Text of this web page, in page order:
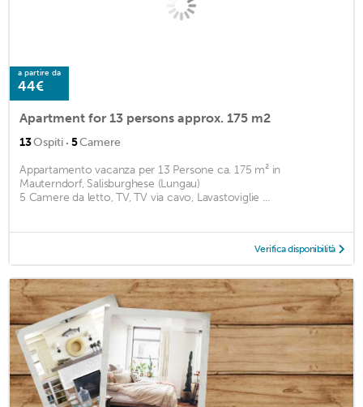
a partire da
44€
Apartment for 13 persons approx. 175 m2
13Ospiti · 5Camere
Appartamento vacanza per 13 Persone ca. 175 m² in
Mauterndorf, Salisburghese (Lungau)
5 Camere da letto, TV, TV via cavo, Lavastoviglie ...
Verifica disponibilità